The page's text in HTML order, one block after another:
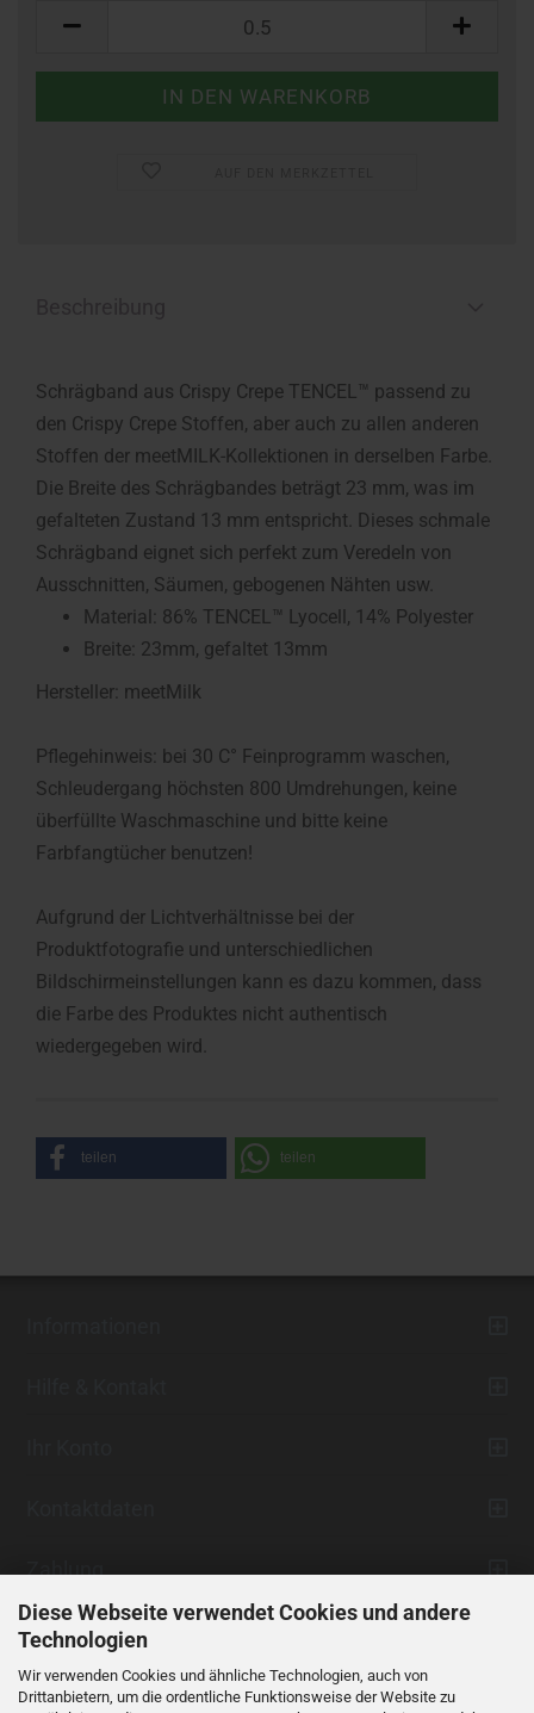
Diese Webseite verwendet Cookies und andere
Technologien
Wir verwenden Cookies und ähnliche Technologien, auch von
Drittanbietern, um die ordentliche Funktionsweise der Website zu
Schrägband aus Crispy Crepe TENCEL™ passend zu
den Crispy Crepe Stoffen, aber auch zu allen anderen
Stoffen der meetMILK-Kollektionen in derselben Farbe.
Die Breite des Schrägbandes beträgt 23 mm, was im
gefalteten Zustand 13 mm entspricht. Dieses schmale
Schrägband eignet sich perfekt zum Veredeln von
Ausschnitten, Säumen, gebogenen Nähten usw.
Material: 86% TENCEL™ Lyocell, 14% Polyester
Breite: 23mm, gefaltet 13mm
Hersteller: meetMilk
Pflegehinweis: bei 30 C° Feinprogramm waschen,
Schleudergang höchsten 800 Umdrehungen, keine
überfüllte Waschmaschine und bitte keine
Farbfangtücher benutzen!
Aufgrund der Lichtverhältnisse bei der
Produktfotografie und unterschiedlichen
Bildschirmeinstellungen kann es dazu kommen, dass
die Farbe des Produktes nicht authentisch
wiedergegeben wird.
teilen teilen
Zahlung